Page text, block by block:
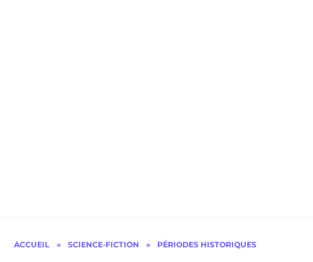
ACCUEIL » SCIENCE-FICTION » PÉRIODES HISTORIQUES